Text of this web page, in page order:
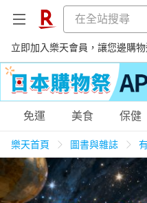
立即加入樂天會員，讓您邊購物
購物網分類
天天免運 美食蛋糕
免運 美食 保健
樂天首頁 圖書與雜誌